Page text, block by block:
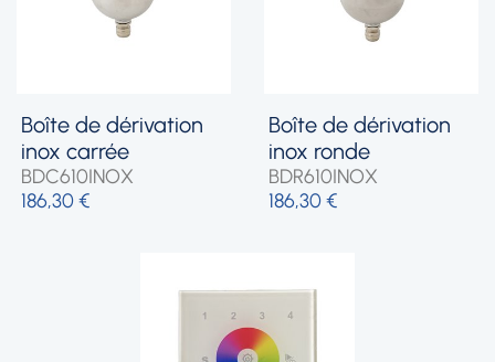
boîte de dérivation
inox carrée
BDC610INOX
186,30 €
boîte de dérivation
inox ronde
BDR610INOX
186,30 €